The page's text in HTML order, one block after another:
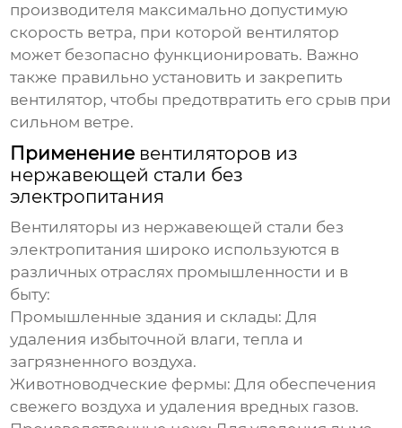
производителя максимально допустимую
скорость ветра, при которой вентилятор
может безопасно функционировать. Важно
также правильно установить и закрепить
вентилятор, чтобы предотвратить его срыв при
сильном ветре.
Применение вентиляторов из
нержавеющей стали без
электропитания
Вентиляторы из нержавеющей стали без
электропитания широко используются в
различных отраслях промышленности и в
быту:
Промышленные здания и склады: Для
удаления избыточной влаги, тепла и
загрязненного воздуха.
Животноводческие фермы: Для обеспечения
свежего воздуха и удаления вредных газов.